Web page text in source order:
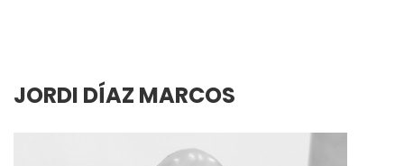
JORDI DÍAZ MARCOS